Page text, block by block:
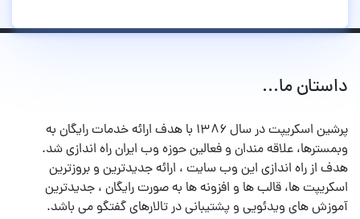
داستان ما...
پرشین اسکریپت در سال ۱۳۸۶ با هدف ارائه خدمات رایگان به
وبمسترها، علاقه مندان و فعالین حوزه وب ایران راه اندازی شد.
هدف از راه اندازی این وب سایت ، ارائه جدیدترین و بروزترین
اسکریپت ها، قالب ها و افزونه ها به صورت رایگان ، جدیدترین
آموزش های ویدئویی و پشتیبانی در تالارهای گفتگو می باشد.